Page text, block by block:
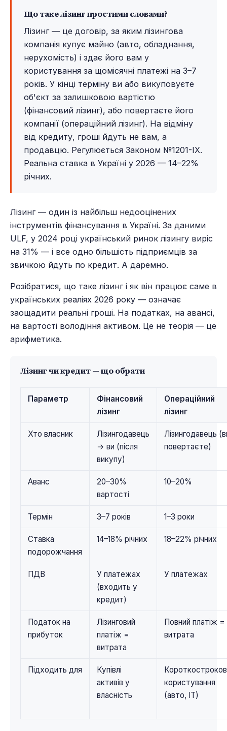
Що таке лізинг простими словами?
Лізинг — це договір, за яким лізингова
компанія купує майно (авто, обладнання,
нерухомість) і здає його вам у
користування за щомісячні платежі на 3–7
років. У кінці терміну ви або викуповуєте
об'єкт за залишковою вартістю
(фінансовий лізинг), або повертаєте його
компанії (операційний лізинг). На відміну
від кредиту, гроші йдуть не вам, а
продавцю. Регулюється Законом №1201-IX.
Реальна ставка в Україні у 2026 — 14–22%
річних.
Лізинг — один із найбільш недооцінених
інструментів фінансування в Україні. За даними
ULF, у 2024 році український ринок лізингу виріс
на 31% — і все одно більшість підприємців за
звичкою йдуть по кредит. А даремно.
Розібратися, що таке лізинг і як він працює саме в
українських реаліях 2026 року — означає
заощадити реальні гроші. На податках, на авансі,
на вартості володіння активом. Це не теорія — це
арифметика.
Лізинг чи кредит — що обрати
Параметр
Фінансовий
лізинг
Операційний
лізинг
Хто власник
Лізингодавець
→ ви (після
викупу)
Лізингодавець
повертаєте)
Аванс
20–30%
вартості
10–20%
Термін 3–7 років 1–3 роки
Ставка
подорожчання
14–18% річних 18–22% річних
ПДВ
У платежах
(входить у
кредит)
У платежах
Податок на
прибуток
Лізинговий
платіж =
витрата
Повний платіж =
витрата
Підходить для
Купівлі
активів у
власність
користування
(авто, IT)